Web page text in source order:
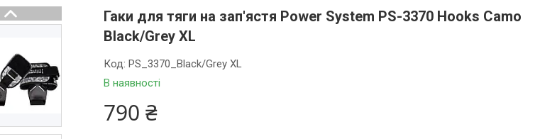
Гаки для тяги на зап'ястя Power System PS-3370 Hooks Camo
Black/Grey XL
В наявності
Код:PS_3370_Black/Grey XL
790 ₴